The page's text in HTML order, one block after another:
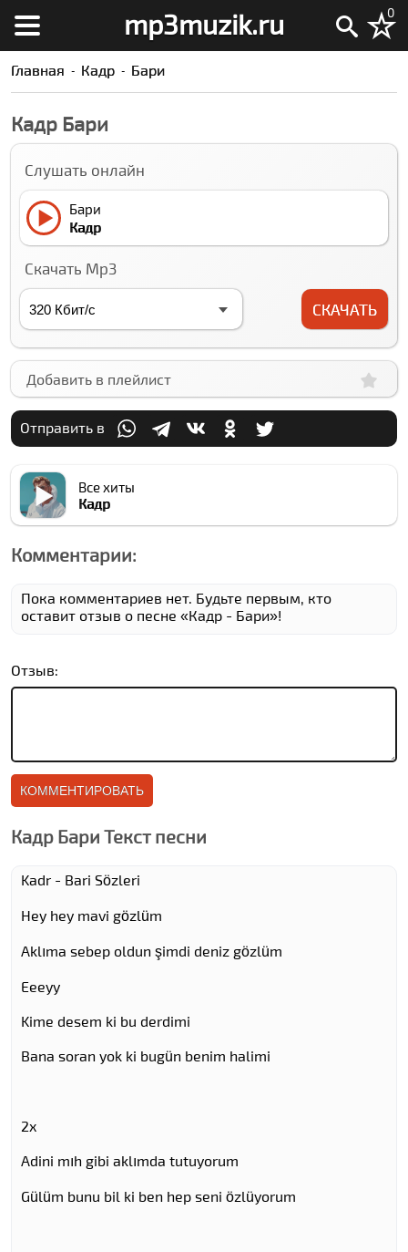
mp3muzik.ru 0
Главная Кадр Бари
Кадр Бари
Слушать онлайн
Бари
Кадр
Скачать Mp3
СКАЧАТЬ
Добавить в плейлист
Отправить в
Все хиты
Кадр
Комментарии:
Пока комментариев нет. Будьте первым, кто
оставит отзыв о песне «Кадр - Бари»!
Отзыв:
Кадр Бари Текст песни
Kadr - Bari Sözleri
Hey hey mavi gözlüm
Aklıma sebep oldun şimdi deniz gözlüm
Eeeyy
Kime desem ki bu derdimi
Bana soran yok ki bugün benim halimi
2x
Adini mıh gibi aklımda tutuyorum
Gülüm bunu bil ki ben hep seni özlüyorum